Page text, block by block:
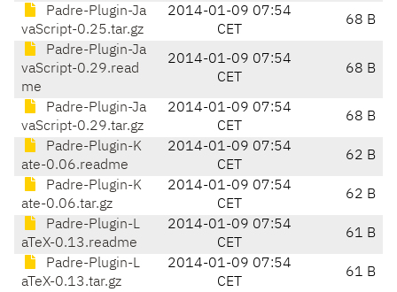
Padre-Plugin-Ja
vaScript-0.25.tar.gz
2014-01-09 07:54
CET
68 B
Padre-Plugin-Ja
vaScript-0.29.read
me
2014-01-09 07:54
CET
68 B
Padre-Plugin-Ja
vaScript-0.29.tar.gz
2014-01-09 07:54
CET
68 B
Padre-Plugin-K
ate-0.06.readme
2014-01-09 07:54
CET
62 B
Padre-Plugin-K
ate-0.06.tar.gz
2014-01-09 07:54
CET
62 B
Padre-Plugin-L
aTeX-0.13.readme
2014-01-09 07:54
CET
61 B
Padre-Plugin-L
aTeX-0.13.tar.gz
2014-01-09 07:54
CET
61 B